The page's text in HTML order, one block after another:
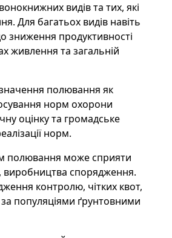
видів та тих, які
Для багатьох видів навіть
зниження продуктивності
живлення та загальній
полювання як
норм охорони
оцінку та громадське
норм.
полювання може сприяти
виробництва спорядження.
контролю, чітких квот,
популяціями ґрунтовними